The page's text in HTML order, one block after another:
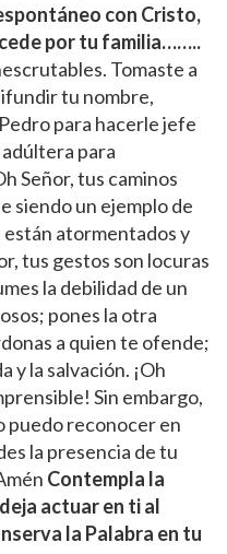
con Cristo,
por tu familia……..
Tomaste a
tu nombre,
para hacerle jefe
para
Señor, tus caminos
siendo un ejemplo de
atormentados y
tus gestos son locuras
la debilidad de un
pones la otra
a quien te ofende;
y la salvación. ¡Oh
Sin embargo,
puedo reconocer en
la presencia de tu
Contempla la
actuar en ti al
la Palabra en tu